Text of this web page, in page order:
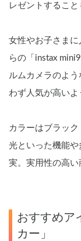
レゼントすること
女性やお子さま
らの「instax
ルムカメラのよ
わず人気が高いよ
カラーはブラッ
光といった機能
実。実用性の高い
おすすめア
カー」